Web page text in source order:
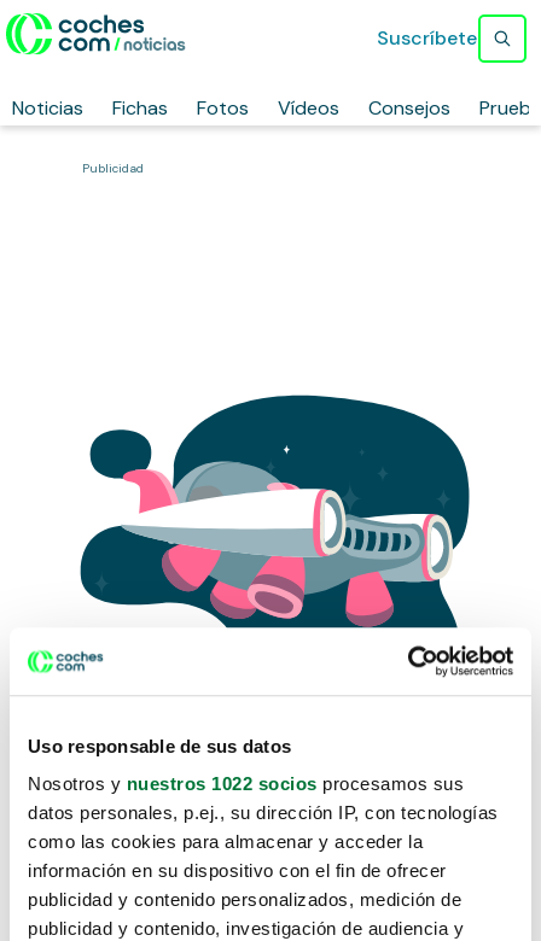
Uso responsable de sus datos
Nosotros y nuestros 1022 socios procesamos sus
datos personales, p.ej., su dirección IP, con tecnologías
como las cookies para almacenar y acceder la
información en su dispositivo con el fin de ofrecer
publicidad y contenido personalizados, medición de
publicidad y contenido, investigación de audiencia y
Noticias Fichas Fotos Vídeos Consejos
Suscríbete
Publicidad
Lo sentimos, no sabemos como
te hemos traido hasta aquí.